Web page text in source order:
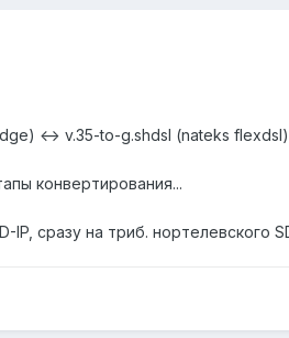
<-> v.35-to-g.shdsl (nateks
конвертирования...
IP, сразу на триб. нортелевского